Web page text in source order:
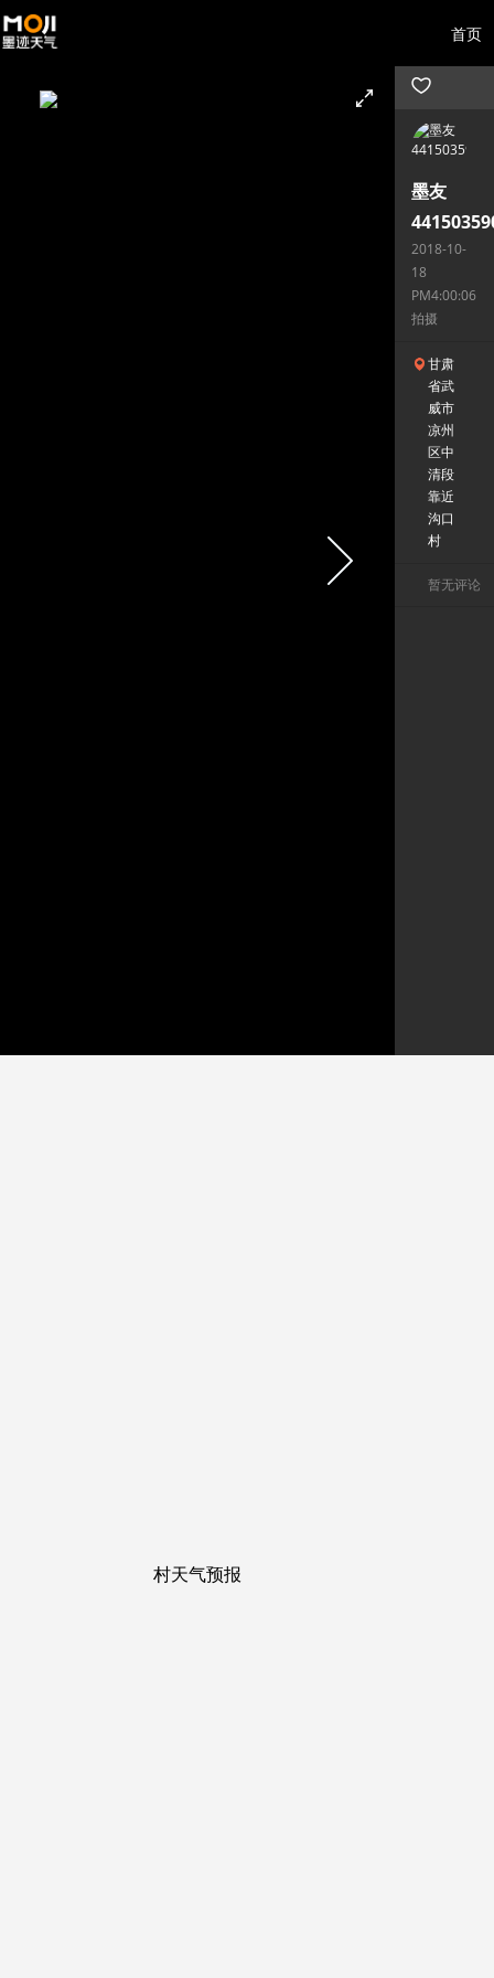
首页
墨友
2018-10-
18
PM4:00:06
拍摄
甘肃
省武
威市
凉州
区中
清段
靠近
沟口
村
暂无评论